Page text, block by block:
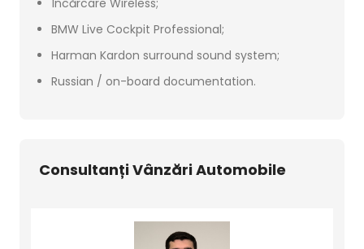
BMW Live Cockpit Professional;
Harman Kardon surround sound system;
Russian / on-board documentation.
Consultanți Vânzări Automobile